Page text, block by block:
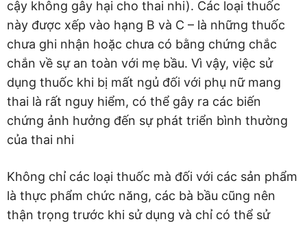
cậy không gây hại cho thai nhi). Các loại thuốc
này được xếp vào hạng B và C – là những thuốc
chưa ghi nhận hoặc chưa có bằng chứng chắc
chắn về sự an toàn với mẹ bầu. Vì vậy, việc sử
dụng thuốc khi bị mất ngủ đối với phụ nữ mang
thai là rất nguy hiểm, có thể gây ra các biến
chứng ảnh hưởng đến sự phát triển bình thường
của thai nhi
Không chỉ các loại thuốc mà đối với các sản phẩm
là thực phẩm chức năng, các bà bầu cũng nên
thận trọng trước khi sử dụng và chỉ có thể sử